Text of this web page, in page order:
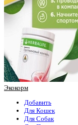
Экокорм
Добавить
Для Кошек
Для Собак